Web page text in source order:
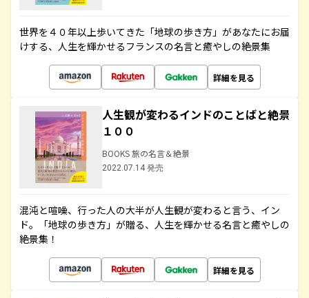
世界を４０年以上歩いてきた「地球の歩き方」があなたにお届
けする、人生を輝かせるフランスの名言と癒やしの絶景集
詳細を見る
人生観が変わるインドのことばと絶景
１００
BOOKS 旅の名言＆絶景
2022.07.14 発売
混沌と喧噪、行った人の大半が人生観が変わると言う、イン
ド。「地球の歩き方」が贈る、人生を輝かせる名言と癒やしの
絶景集！
詳細を見る